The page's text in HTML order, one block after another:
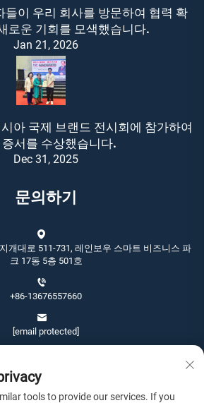
들이 우리 회사를 방문하여 협력 확
로운 기회를 모색했습니다.
Jan 21, 2026
아 국제 브랜드 전시회에 참가하여
증서를 수상했습니다.
Dec 31, 2025
문의하기
개대로 511-731, 레인보우 스마트 비즈니스 파
크 17동 5층 501호
+86-13676557660
[email protected]
tools to provide our services. If you